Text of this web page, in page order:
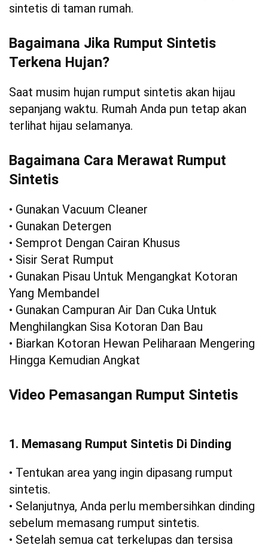
sintetis di taman rumah.
Bagaimana Jika Rumput Sintetis
Terkena Hujan?
Saat musim hujan rumput sintetis akan hijau
sepanjang waktu. Rumah Anda pun tetap akan
terlihat hijau selamanya.
Bagaimana Cara Merawat Rumput
Sintetis
• Gunakan Vacuum Cleaner
• Gunakan Detergen
• Semprot Dengan Cairan Khusus
• Sisir Serat Rumput
• Gunakan Pisau Untuk Mengangkat Kotoran
Yang Membandel
• Gunakan Campuran Air Dan Cuka Untuk
Menghilangkan Sisa Kotoran Dan Bau
• Biarkan Kotoran Hewan Peliharaan Mengering
Hingga Kemudian Angkat
Video Pemasangan Rumput Sintetis
1. Memasang Rumput Sintetis Di Dinding
• Tentukan area yang ingin dipasang rumput
sintetis.
• Selanjutnya, Anda perlu membersihkan dinding
sebelum memasang rumput sintetis.
• Setelah semua cat terkelupas dan tersisa